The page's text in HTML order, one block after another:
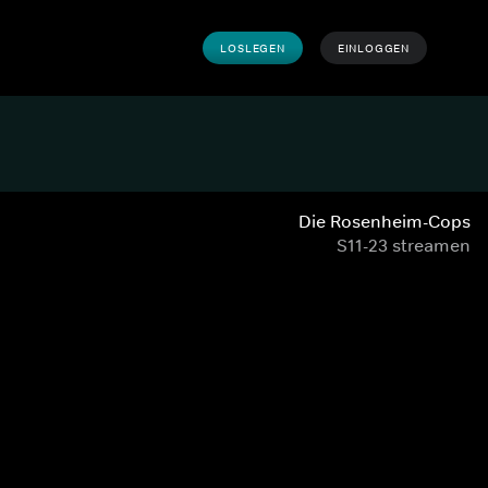
LOSLEGEN EINLOGGEN
Die Rosenheim-Cops
S11-23 streamen